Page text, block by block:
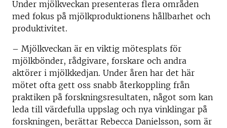
Under mjölkveckan presenteras flera områden
med fokus på mjölkproduktionens hållbarhet och
produktivitet.
– Mjölkveckan är en viktig mötesplats för
mjölkbönder, rådgivare, forskare och andra
aktörer i mjölkkedjan. Under åren har det här
mötet ofta gett oss snabb återkoppling från
praktiken på forskningsresultaten, något som kan
leda till värdefulla uppslag och nya vinklingar på
forskningen, berättar Rebecca Danielsson, som är